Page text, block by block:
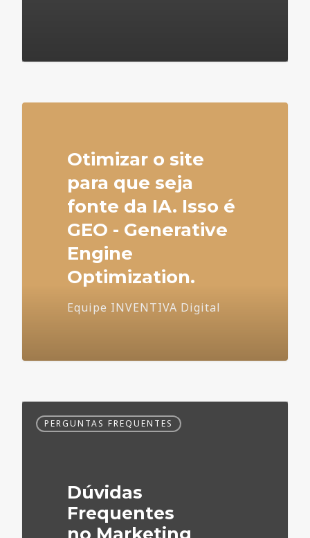
Otimizar o site
para que seja
fonte da IA. Isso é
GEO - Generative
Engine
Optimization.
Equipe INVENTIVA Digital
Frequentes
PERGUNTAS FREQUENTES
Dúvidas
Frequentes
no Marketing